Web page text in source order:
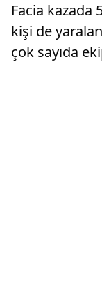
Facia kazada
kişi de
çok sayıda